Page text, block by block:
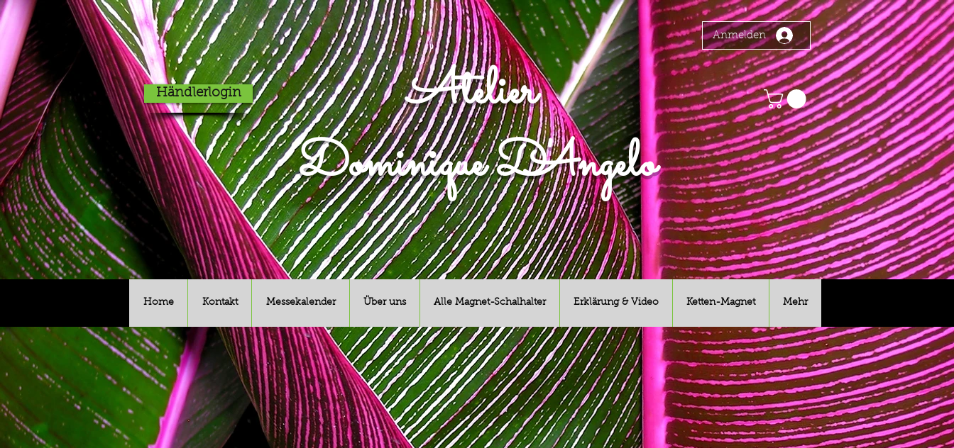
Anmelden
Atelier
Dominique D'Angelo
Händlerlogin
Home Kontakt Messekalender Über uns Alle Magnet-Schalhalter Erklärung & Video Ketten-Magnet Mehr